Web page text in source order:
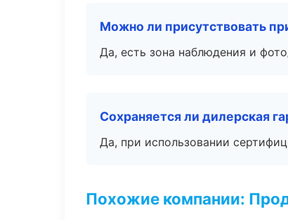
Можно ли присутствовать
Да, есть зона наблюдения и
Сохраняется ли дилерская
Да, при использовании
Похожие компании: